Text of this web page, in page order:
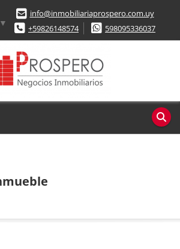
▼
info@inmobiliariaprospero.com.uy
+59826148574
598095336037